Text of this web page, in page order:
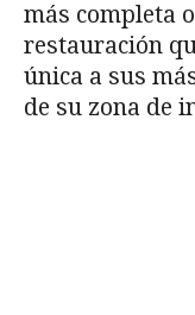
más completa
restauración
única a sus
de su zona de